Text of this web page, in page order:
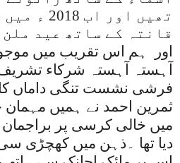
تھیں
قانتہ کے ساتھ عید
اور ہم اس تقریب میں
آہستہ آہستہ شرکاء تشریف
فرشی نشست تنگی داماں کا
ثمرین احمد نے ہمیں
میں خالی کرسی پر
دیا تھا ۔ذہن میں کھچڑی